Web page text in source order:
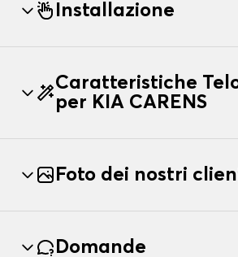
Installazione
Caratteristiche
per KIA CARENS
Foto dei nostri
Domande